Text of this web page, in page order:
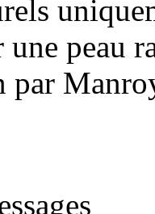
peau
par